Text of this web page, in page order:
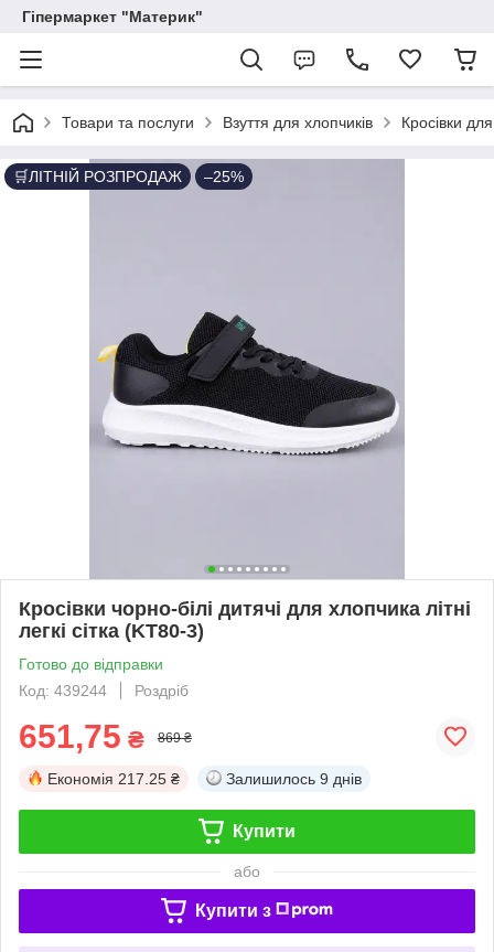
Гіпермаркет "Материк"
Товари та послуги Взуття для хлопчиків Кросівки
🛒ЛІТНІЙ РОЗПРОДАЖ –25%
Кросівки чорно-білі дитячі для хлопчика літні
легкі сітка (KT80-3)
Готово до відправки
Код: 439244
Роздріб
651,75 ₴ 869 ₴
Економія 217.25 ₴ Залишилось 9 днів
Купити
або
Купити з